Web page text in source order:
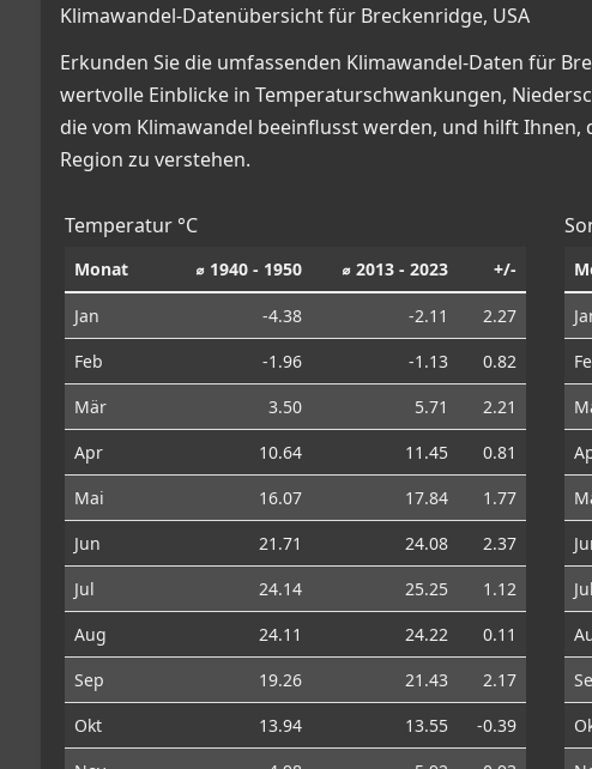
Klimawandel-Datenübersicht für Breckenridge, USA
Erkunden Sie die umfassenden Klimawandel-Daten für
wertvolle Einblicke in Temperaturschwankungen,
die vom Klimawandel beeinflusst werden, und hilft
Region zu verstehen.
Temperatur °C
Monat ⌀ 1940 - 1950 ⌀ 2013 - 2023 +/-
Jan -4.38 -2.11
2.27
Feb
-1.96 -1.13
0.82
Mär
3.50 5.71
2.21
Apr
10.64 11.45
0.81
Mai
16.07 17.84
1.77
Jun
21.71 24.08
2.37
Jul
24.14 25.25
1.12
Aug
24.11 24.22
0.11
Sep
19.26 21.43
2.17
Okt
13.94 13.55
-0.39
Jul